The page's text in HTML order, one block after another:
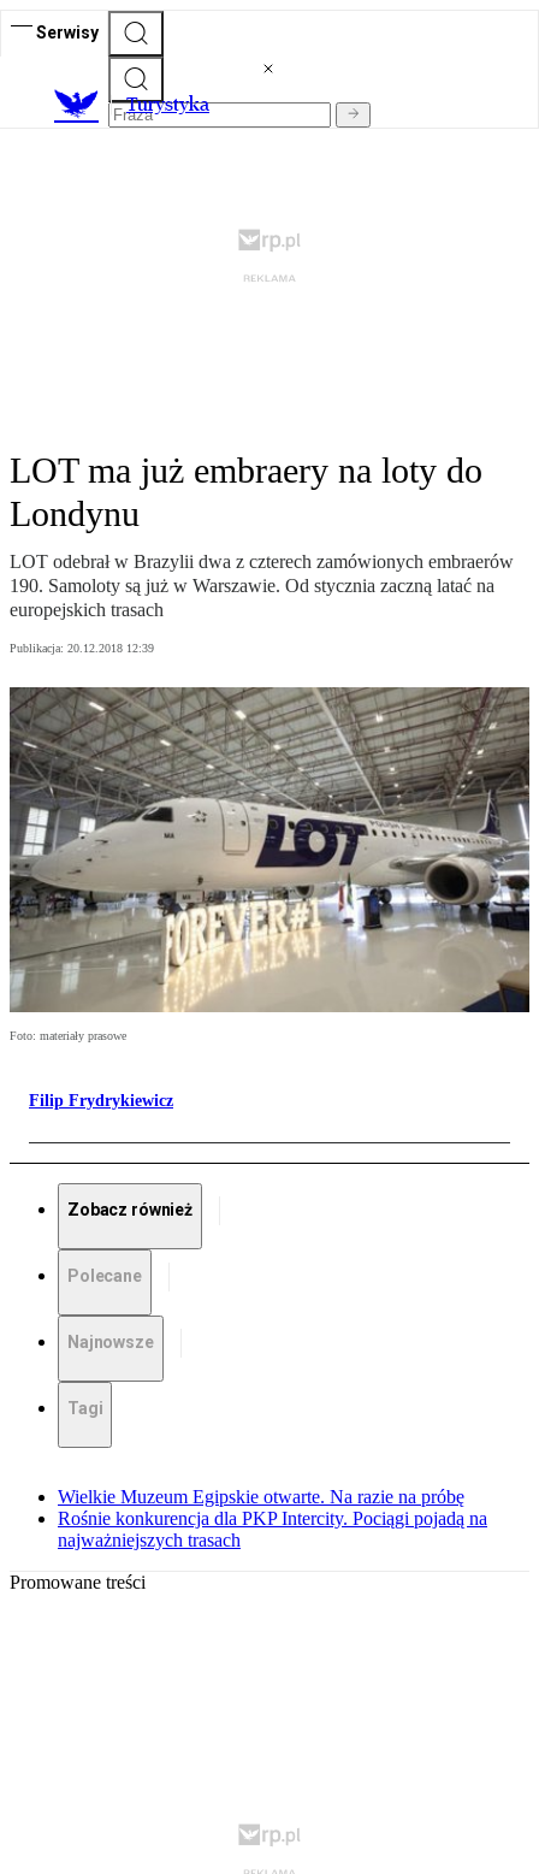
Serwisy
Turystyka
LOT ma już embraery na loty do
Londynu
LOT odebrał w Brazylii dwa z czterech zamówionych embraerów
190. Samoloty są już w Warszawie. Od stycznia zaczną latać na
europejskich trasach
Publikacja: 20.12.2018 12:39
Foto: materiały prasowe
Filip Frydrykiewicz
Zobacz również
Polecane
Najnowsze
Tagi
Wielkie Muzeum Egipskie otwarte. Na razie na próbę
Rośnie konkurencja dla PKP Intercity. Pociągi pojadą na
najważniejszych trasach
Promowane treści